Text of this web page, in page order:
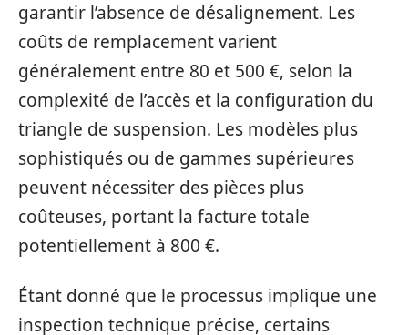
garantir l’absence de désalignement. Les
coûts de remplacement varient
généralement entre 80 et 500 €, selon la
complexité de l’accès et la configuration du
triangle de suspension. Les modèles plus
sophistiqués ou de gammes supérieures
peuvent nécessiter des pièces plus
coûteuses, portant la facture totale
potentiellement à 800 €.
Étant donné que le processus implique une
inspection technique précise, certains